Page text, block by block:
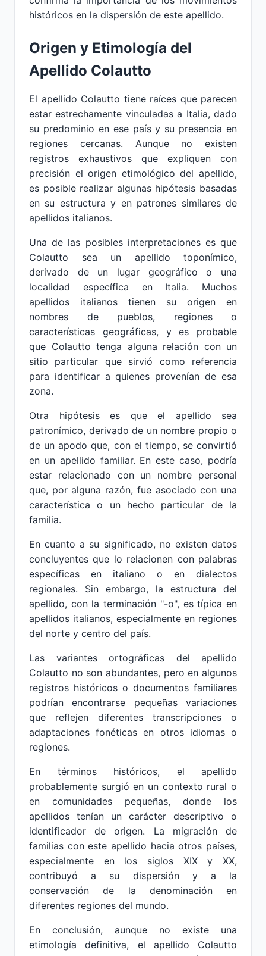
históricos en la dispersión de este apellido.
Origen y Etimología del
Apellido Colautto
El apellido Colautto tiene raíces que parecen
estar estrechamente vinculadas a Italia, dado
su predominio en ese país y su presencia en
regiones cercanas. Aunque no existen
registros exhaustivos que expliquen con
precisión el origen etimológico del apellido,
es posible realizar algunas hipótesis basadas
en su estructura y en patrones similares de
apellidos italianos.
Una de las posibles interpretaciones es que
Colautto sea un apellido toponímico,
derivado de un lugar geográfico o una
localidad específica en Italia. Muchos
apellidos italianos tienen su origen en
nombres de pueblos, regiones o
características geográficas, y es probable
que Colautto tenga alguna relación con un
sitio particular que sirvió como referencia
para identificar a quienes provenían de esa
zona.
Otra hipótesis es que el apellido sea
patronímico, derivado de un nombre propio o
de un apodo que, con el tiempo, se convirtió
en un apellido familiar. En este caso, podría
estar relacionado con un nombre personal
que, por alguna razón, fue asociado con una
característica o un hecho particular de la
familia.
En cuanto a su significado, no existen datos
concluyentes que lo relacionen con palabras
específicas en italiano o en dialectos
regionales. Sin embargo, la estructura del
apellido, con la terminación "-o", es típica en
apellidos italianos, especialmente en regiones
del norte y centro del país.
Las variantes ortográficas del apellido
Colautto no son abundantes, pero en algunos
registros históricos o documentos familiares
podrían encontrarse pequeñas variaciones
que reflejen diferentes transcripciones o
adaptaciones fonéticas en otros idiomas o
regiones.
En términos históricos, el apellido
probablemente surgió en un contexto rural o
en comunidades pequeñas, donde los
apellidos tenían un carácter descriptivo o
identificador de origen. La migración de
familias con este apellido hacia otros países,
especialmente en los siglos XIX y XX,
contribuyó a su dispersión y a la
conservación de la denominación en
diferentes regiones del mundo.
En conclusión, aunque no existe una
etimología definitiva, el apellido Colautto